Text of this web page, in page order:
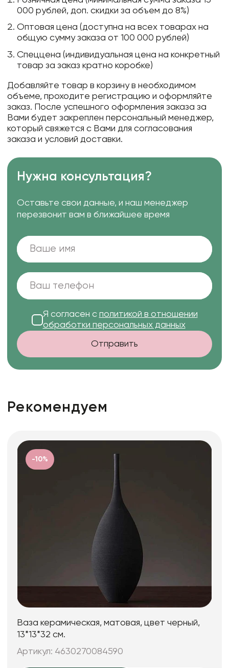
000 рублей, доп. скидки за объем до 8%)
Оптовая цена (доступна на всех товарах на
общую сумму заказа от 100 000 рублей)
Спеццена (индивидуальная цена на конкретный
товар за заказ кратно коробке)
Добавляйте товар в корзину в необходимом
объеме, проходите регистрацию и оформляйте
заказ. После успешного оформления заказа за
Вами будет закреплен персональный менеджер,
который свяжется с Вами для согласования
заказа и условий доставки.
Нужна консультация?
Оставьте свои данные, и наш менеджер
перезвонит вам в ближайшее время
Я согласен с политикой в отношении
обработки персональных данных
Отправить
Рекомендуем
-10%
Ваза керамическая, матовая, цвет черный,
13*13*32 см.
Артикул: 4630270084590